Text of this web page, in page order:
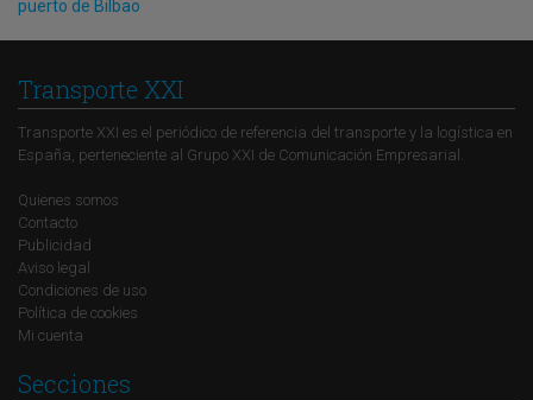
puerto de Bilbao
Transporte XXI
Transporte XXI es el periódico de referencia del transporte y la logística en
España, perteneciente al Grupo XXI de Comunicación Empresarial.
Quienes somos
Contacto
Publicidad
Aviso legal
Condiciones de uso
Política de cookies
Mi cuenta
Secciones